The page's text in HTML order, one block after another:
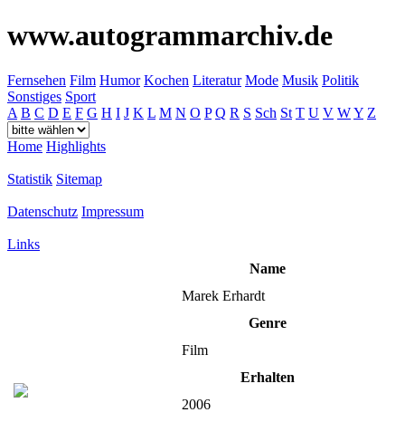
www.autogrammarchiv.de
Fernsehen Film Humor Kochen Literatur Mode Musik Politik
Sonstiges Sport
A B C D E F G H I J K L M N O P Q R S Sch St T U V WY Z
Home Highlights
Statistik Sitemap
Datenschutz Impressum
Links
Name
Marek Erhardt
Genre
Film
Erhalten
2006